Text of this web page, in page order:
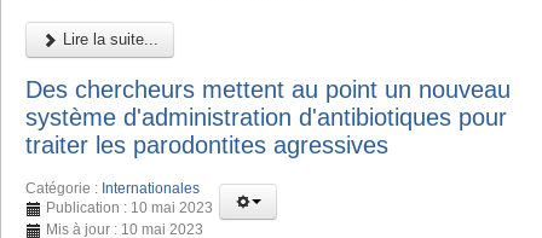
Lire la suite...
Des chercheurs mettent au point un nouveau
système d'administration d'antibiotiques pour
traiter les parodontites agressives
Catégorie : Internationales
Publication : 10 mai 2023
Mis à jour : 10 mai 2023